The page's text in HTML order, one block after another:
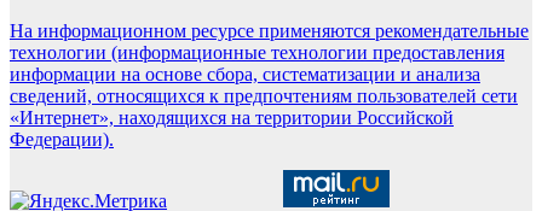
На информационном ресурсе применяются рекомендательные
технологии (информационные технологии предоставления
информации на основе сбора, систематизации и анализа
сведений, относящихся к предпочтениям пользователей сети
«Интернет», находящихся на территории Российской
Федерации).